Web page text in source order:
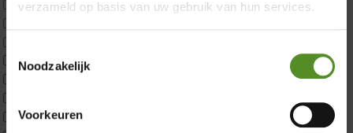
verzameld op basis van uw gebruik van hun services.
Toestemmingsselectie
Noodzakelijk
Voorkeuren
ErkendMatras twijfelaar product
p350 1 Pers
P650 1 pers